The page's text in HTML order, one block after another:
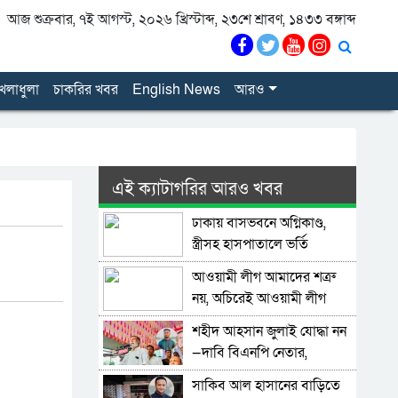
আজ শুক্রবার, ৭ই আগস্ট, ২০২৬ খ্রিস্টাব্দ, ২৩শে শ্রাবণ, ১৪৩৩ বঙ্গাব্দ
চাকরির খবর English News আরও
এই ক্যাটাগরির আরও খবর
ঢাকায় বাসভবনে অগ্নিকাণ্ড,
স্ত্রীসহ হাসপাতালে ভর্তি
পাকিস্তান হাইকমিশনার
আওয়ামী লীগ আমাদের শত্রু
নয়, অচিরেই আওয়ামী লীগ
বিএনপির সঙ্গে মিশে যাবে:
সংসদ সদস্য নাছির
শহীদ আহসান জুলাই যোদ্ধা নন
—দাবি বিএনপি নেতার,
জামায়াত নেতা বললেন,
সাকিব আল হাসানের বাড়িতে